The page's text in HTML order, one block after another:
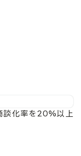
談化率を20%以上